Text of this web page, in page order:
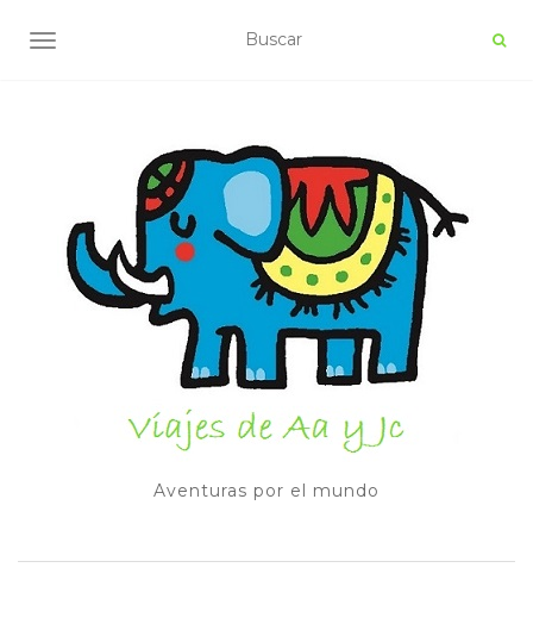
ALTERNAR NAVEGACIÓN
Aventuras por el mundo